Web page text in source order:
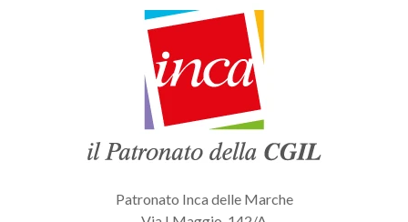
Patronato Inca delle Marche